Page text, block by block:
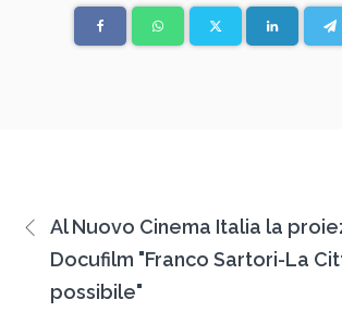
Al Nuovo Cinema Italia la
Docufilm "Franco Sartori-La
possibile"